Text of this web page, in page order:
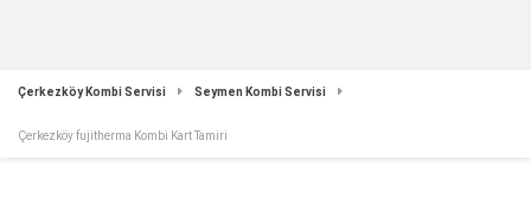
Çerkezköy Kombi Servisi Seymen Kombi Servisi
Çerkezköy fujitherma Kombi Kart Tamiri